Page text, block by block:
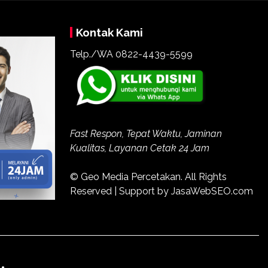
Kontak Kami
Telp./WA 0822-4439-5599
Fast Respon, Tepat Waktu, Jaminan
Kualitas, Layanan Cetak 24 Jam
© Geo Media Percetakan. All Rights
Reserved | Support by JasaWebSEO.com